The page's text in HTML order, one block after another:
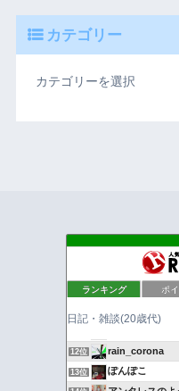
カテゴリー
ランキング ポ
亀戸ってどんな
かっぱの川流れ"
10位 スーパーポジ
12位 rain_corona
13位 ぽんぽこ